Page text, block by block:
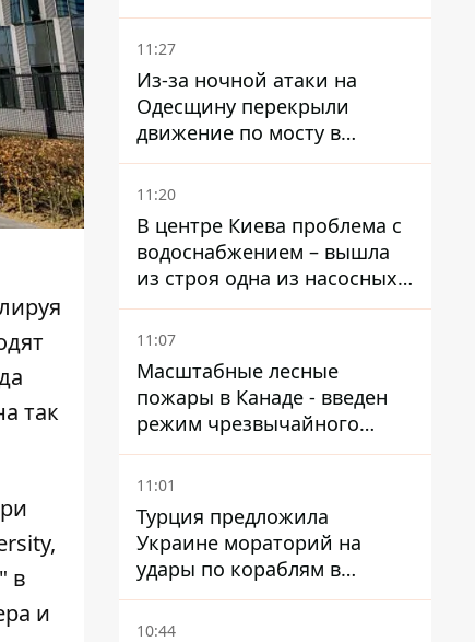
так
в
и
11:27
Из-за ночной атаки на
Одесщину перекрыли
движение по мосту в
Маяках - подробности от
ГНСУ
11:20
В центре Киева проблема с
водоснабжением – вышла
из строя одна из насосных
станций
11:07
Масштабные лесные
пожары в Канаде - введен
режим чрезвычайного
положения, выехали более
20 тысяч человек
11:01
Турция предложила
Украине мораторий на
удары по кораблям в
Черном море
10:44